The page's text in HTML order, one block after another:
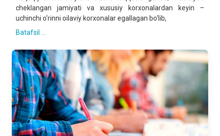
cheklangan jamiyati va xususiy korxonalardan keyin –
uchinchi o‘rinni oilaviy korxonalar egallagan bo‘lib,
Batafsil ...